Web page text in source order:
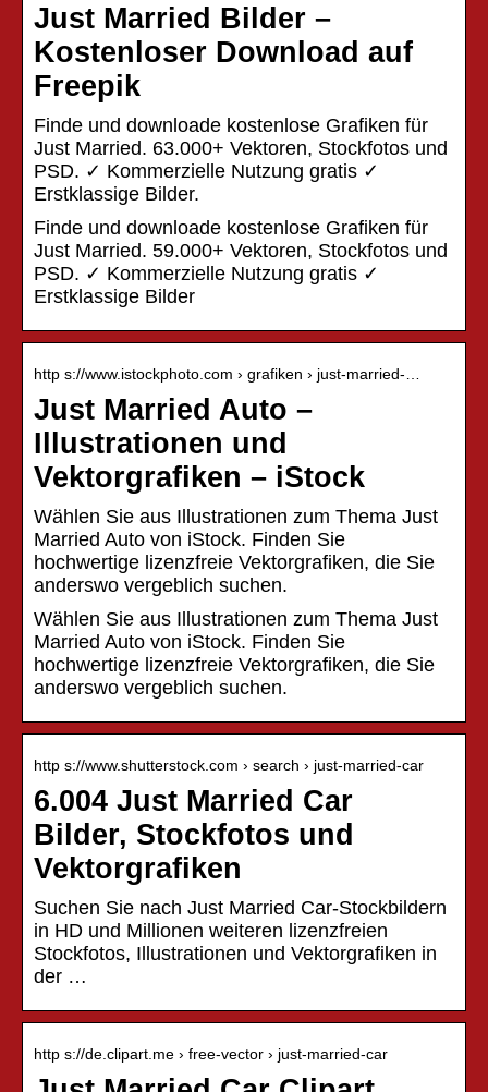
Just Married Bilder –
Kostenloser Download auf
Freepik
Finde und downloade kostenlose Grafiken für
Just Married. 63.000+ Vektoren, Stockfotos und
PSD. ✓ Kommerzielle Nutzung gratis ✓
Erstklassige Bilder.
Finde und downloade kostenlose Grafiken für
Just Married. 59.000+ Vektoren, Stockfotos und
PSD. ✓ Kommerzielle Nutzung gratis ✓
Erstklassige Bilder
http s://www.istockphoto.com › grafiken › just-married-…
Just Married Auto –
Illustrationen und
Vektorgrafiken – iStock
Wählen Sie aus Illustrationen zum Thema Just
Married Auto von iStock. Finden Sie
hochwertige lizenzfreie Vektorgrafiken, die Sie
anderswo vergeblich suchen.
Wählen Sie aus Illustrationen zum Thema Just
Married Auto von iStock. Finden Sie
hochwertige lizenzfreie Vektorgrafiken, die Sie
anderswo vergeblich suchen.
http s://www.shutterstock.com › search › just-married-car
6.004 Just Married Car
Bilder, Stockfotos und
Vektorgrafiken
Suchen Sie nach Just Married Car-Stockbildern
in HD und Millionen weiteren lizenzfreien
Stockfotos, Illustrationen und Vektorgrafiken in
der …
http s://de.clipart.me › free-vector › just-married-car